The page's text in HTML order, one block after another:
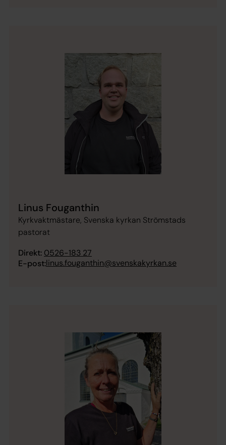
Linus Fouganthin
Kyrkvaktmästare, Svenska kyrkan Strömstads
pastorat
Direkt: 0526-183 27
E-post:linus.fouganthin@svenskakyrkan.se